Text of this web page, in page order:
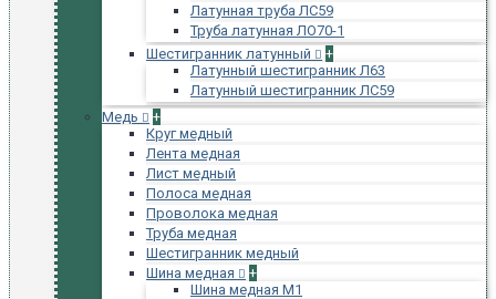
Латунная труба ЛС59
Труба латунная ЛО70-1
Шестигранник латунный
+
Латунный шестигранник Л63
Латунный шестигранник ЛС59
Медь
+
Круг медный
Лента медная
Лист медный
Полоса медная
Проволока медная
Труба медная
Шестигранник медный
Шина медная
+
Шина медная М1